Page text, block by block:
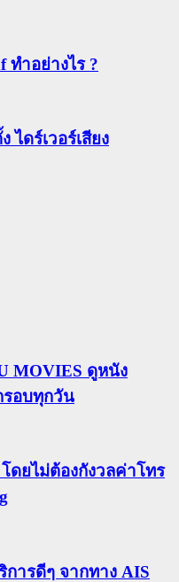
ทำอย่างไร ?
ไดร์เวอร์เสียง
MOVIES ดูหนัง
รอบทุกวัน
ดยไม่ต้องกังวลค่าโทร
การดีๆ จากทาง AIS